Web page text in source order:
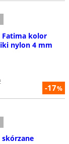
-17%
Fatima kolor
nylon 4 mm
skórzane